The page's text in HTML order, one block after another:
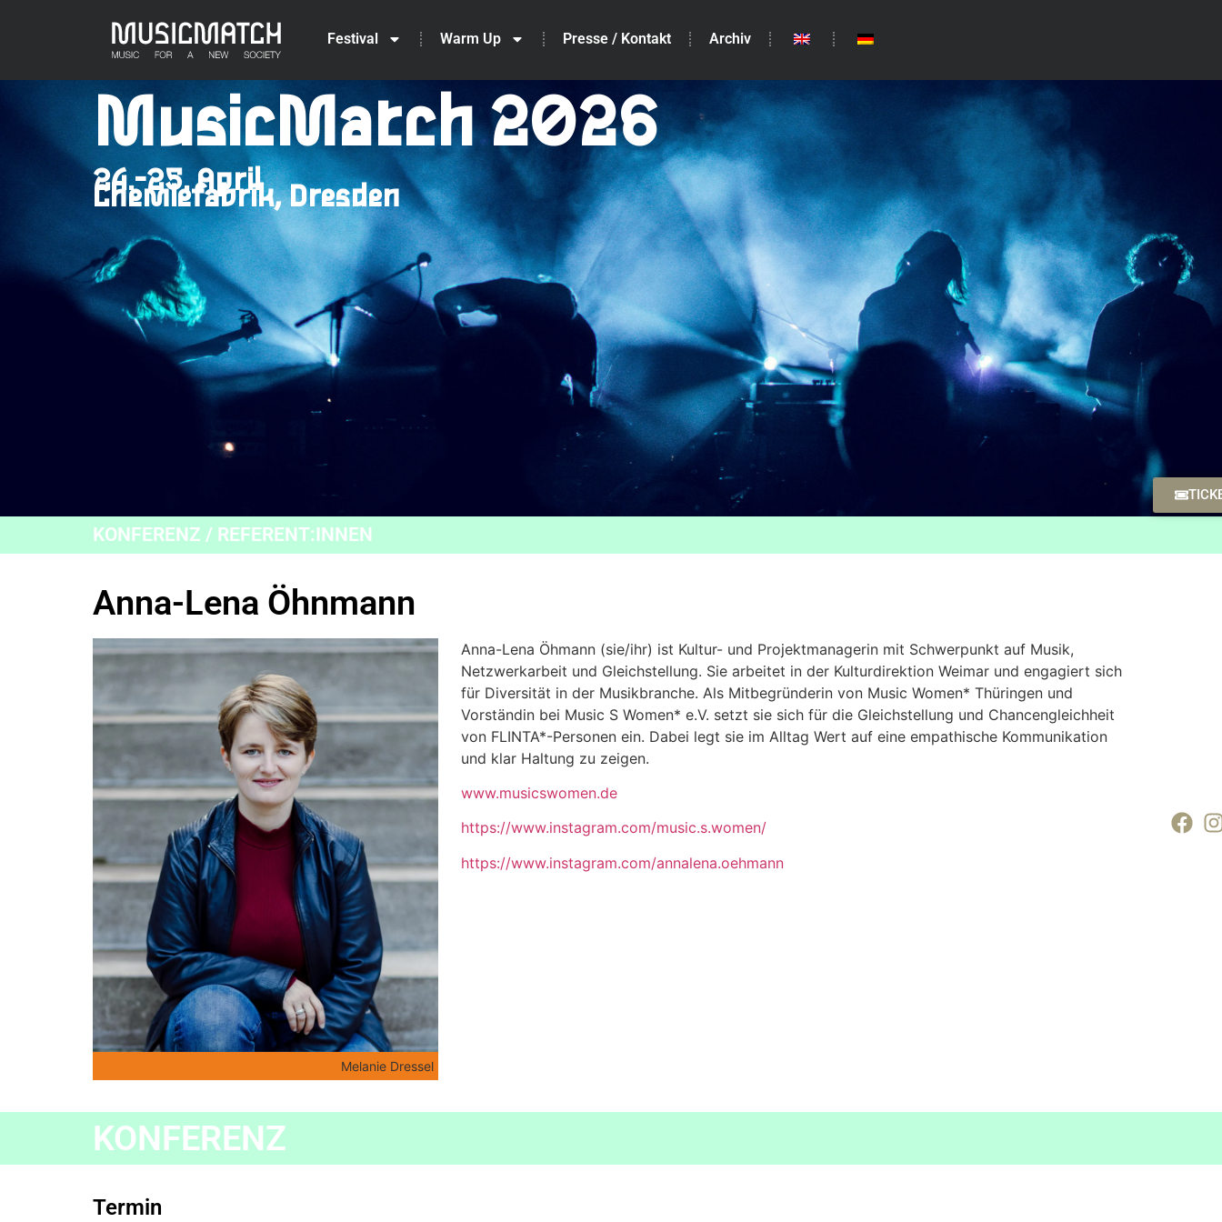
Festival Warm Up Presse / Kontakt Archiv
MusicMatch 2026
24.-25. April
Chemiefabrik, Dresden
KONFERENZ / REFERENT:INNEN
Anna-Lena Öhnmann
Melanie Dressel
Anna-Lena Öhmann (sie/ihr) ist Kultur- und Projektmanagerin mit Schwerpunkt auf Musik,
Netzwerkarbeit und Gleichstellung. Sie arbeitet in der Kulturdirektion Weimar und engagiert sich
für Diversität in der Musikbranche. Als Mitbegründerin von Music Women* Thüringen und
Vorständin bei Music S Women* e.V. setzt sie sich für die Gleichstellung und Chancengleichheit
von FLINTA*-Personen ein. Dabei legt sie im Alltag Wert auf eine empathische Kommunikation
und klar Haltung zu zeigen.
www.musicswomen.de
https://www.instagram.com/music.s.women/
https://www.instagram.com/annalena.oehmann
KONFERENZ
Termin